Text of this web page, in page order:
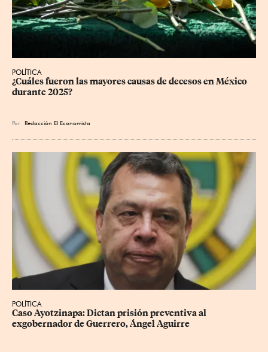
POLÍTICA
¿Cuáles fueron las mayores causas de decesos en México
durante 2025?
Por Redacción El Economista
POLÍTICA
Caso Ayotzinapa: Dictan prisión preventiva al
exgobernador de Guerrero, Ángel Aguirre